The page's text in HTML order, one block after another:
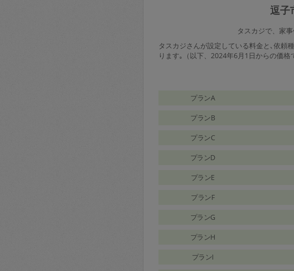
逗子
タスカジで、家
タスカジさんが設定している料金と､依頼
ります｡（以下、2024年6月1日からの価格
プランA
プランB
プランC
プランD
プランE
プランF
プランG
プランH
プランI